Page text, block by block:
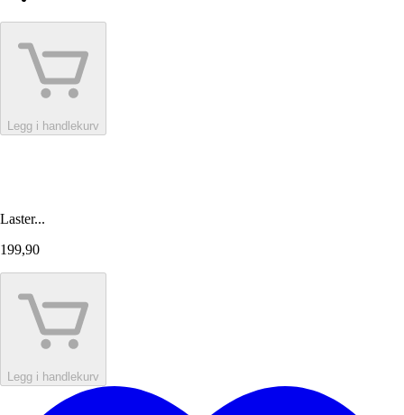
Legg i handlekurv
Laster...
199,90
Legg i handlekurv